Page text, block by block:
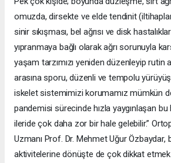
omuzda, dirsekte ve elde tendinit
sinir sıkışması, bel ağrısı ve disk
yıpranmaya bağlı olarak ağrı sorunuyla
yaşam tarzımızı yeniden düzenleyip rutin
arasına sporu, düzenli ve tempolu
iskelet sistemimizi korumamız mümkün
pandemisi sürecinde hızla yaygınlaşan bu
ileride çok daha zor bir hale gelebilir.”
Uzmanı Prof. Dr. Mehmet Uğur
aktivitelerine dönüşte de çok dikkat etmek